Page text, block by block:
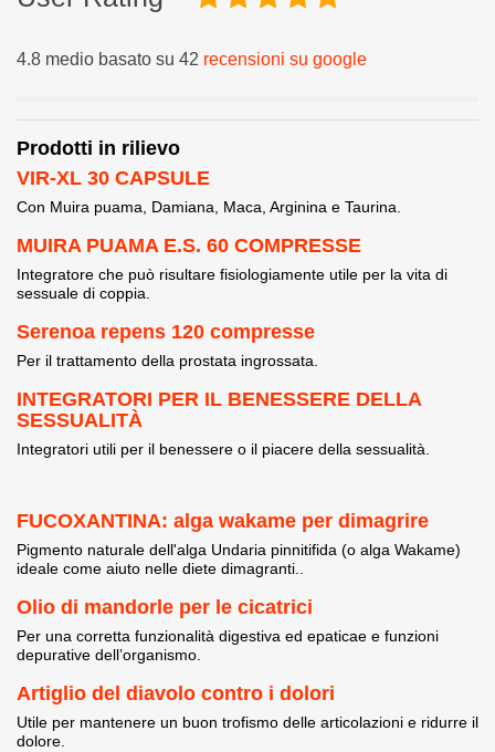
4.8 medio basato su 42 recensioni su google
Prodotti in rilievo
VIR-XL 30 CAPSULE
Con Muira puama, Damiana, Maca, Arginina e Taurina.
MUIRA PUAMA E.S. 60 COMPRESSE
Integratore che può risultare fisiologiamente utile per la vita di
sessuale di coppia.
Serenoa repens 120 compresse
Per il trattamento della prostata ingrossata.
INTEGRATORI PER IL BENESSERE DELLA
SESSUALITÀ
Integratori utili per il benessere o il piacere della sessualità.
FUCOXANTINA: alga wakame per dimagrire
Pigmento naturale dell'alga Undaria pinnitifida (o alga Wakame)
ideale come aiuto nelle diete dimagranti..
Olio di mandorle per le cicatrici
Per una corretta funzionalità digestiva ed epaticae e funzioni
depurative dell’organismo.
Artiglio del diavolo contro i dolori
Utile per mantenere un buon trofismo delle articolazioni e ridurre il
dolore.